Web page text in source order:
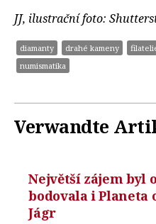
JJ, ilustrační foto:
diamanty drahé kameny
numismatika
Verwandte
Největší zájem byl
bodovala i Planeta
Jágr